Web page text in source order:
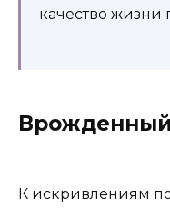
качество жизни
К искривлениям